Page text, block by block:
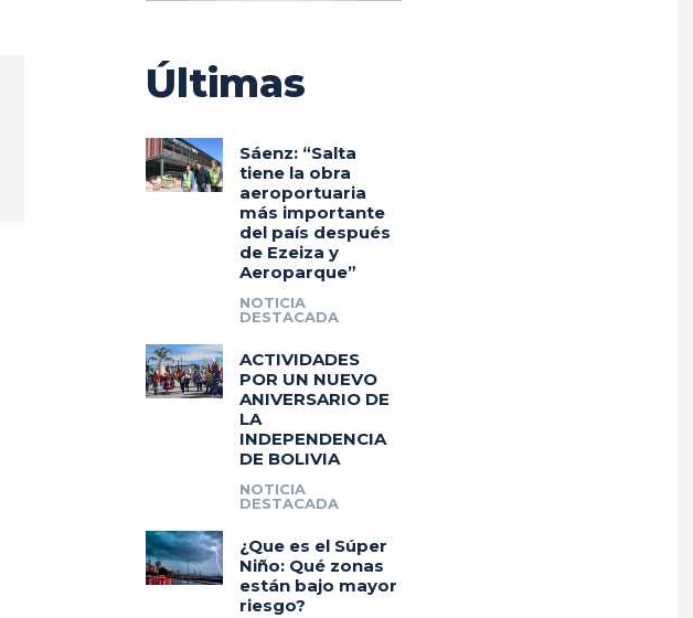
Últimas
Sáenz: “Salta
tiene la obra
aeroportuaria
más importante
del país después
de Ezeiza y
Aeroparque”
NOTICIA
DESTACADA
ACTIVIDADES
POR UN NUEVO
ANIVERSARIO DE
LA
INDEPENDENCIA
DE BOLIVIA
NOTICIA
DESTACADA
¿Que es el Súper
Niño: Qué zonas
están bajo mayor
riesgo?